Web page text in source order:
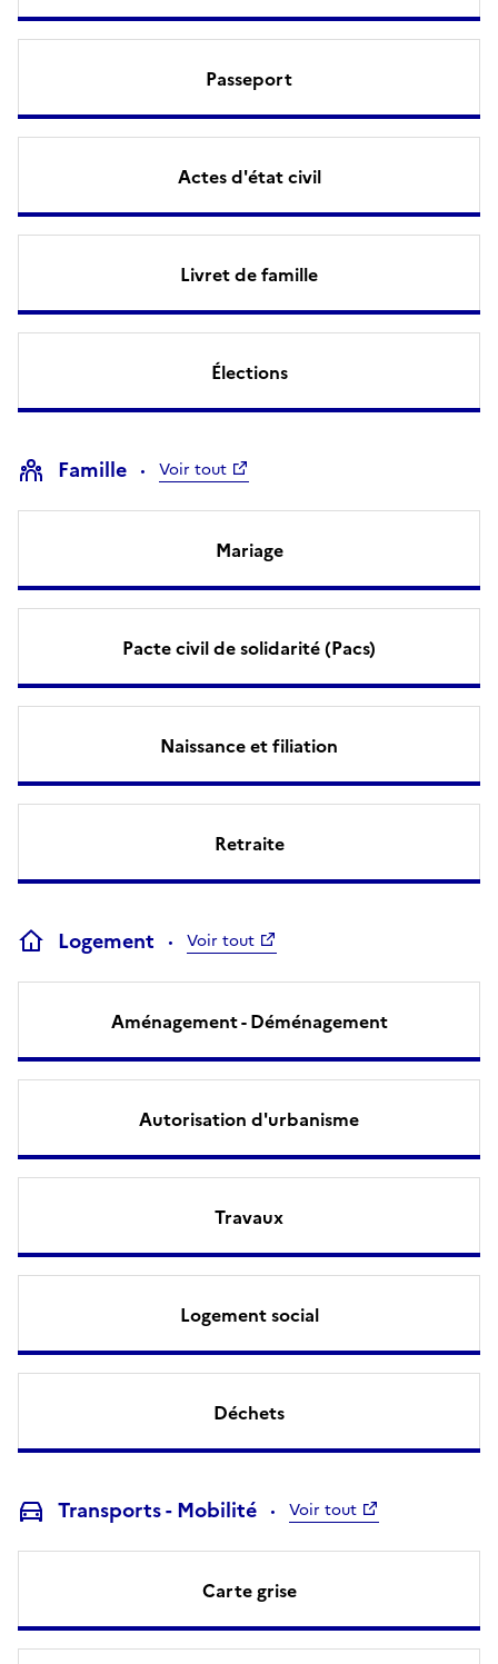
Passeport
Actes d'état civil
Livret de famille
Élections
Famille Voir tout
Mariage
Pacte civil de solidarité (Pacs)
Naissance et filiation
Retraite
Logement Voir tout
Aménagement - Déménagement
Autorisation d'urbanisme
Travaux
Logement social
Déchets
Transports - Mobilité Voir tout
Carte grise